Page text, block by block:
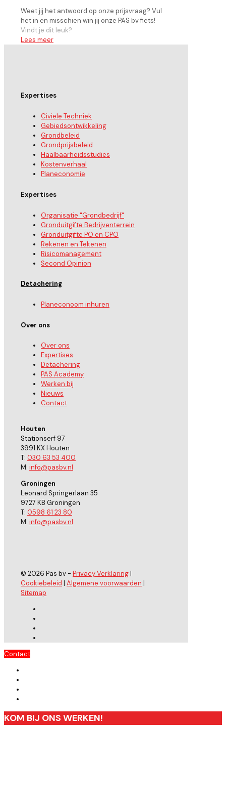
Weet jij het antwoord op onze prijsvraag? Vul
het in en misschien win jij onze PAS bv fiets!
Vindt je dit leuk?
Lees meer
Expertises
Civiele Techniek
Gebiedsontwikkeling
Grondbeleid
Grondprijsbeleid
Haalbaarheidsstudies
Kostenverhaal
Planeconomie
Expertises
Organisatie "Grondbedrijf"
Gronduitgifte Bedrijventerrein
Gronduitgifte PO en CPO
Rekenen en Tekenen
Risicomanagement
Second Opinion
Detachering
Planeconoom inhuren
Over ons
Over ons
Expertises
Detachering
PAS Academy
Werken bij
Nieuws
Contact
Houten
Stationserf 97
3991 KX Houten
T: 030 63 53 400
M: info@pasbv.nl
Groningen
Leonard Springerlaan 35
9727 KB Groningen
T: 0598 61 23 80
M: info@pasbv.nl
© 2026 Pas bv - Privacy Verklaring|
Cookiebeleid | Algemene voorwaarden |
Sitemap
Contact
KOM BIJ ONS WERKEN!